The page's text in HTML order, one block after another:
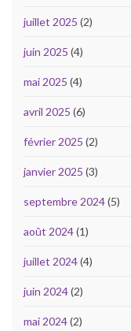
juillet 2025 (2)
juin 2025 (4)
mai 2025 (4)
avril 2025 (6)
février 2025 (2)
janvier 2025 (3)
septembre 2024(5)
août 2024(1)
juillet 2024(4)
juin 2024(2)
mai 2024(2)